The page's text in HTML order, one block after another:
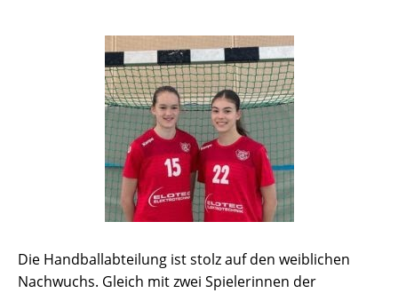
Die Handballabteilung ist stolz auf den weiblichen
Nachwuchs. Gleich mit zwei Spielerinnen der